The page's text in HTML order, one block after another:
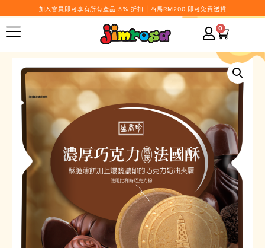
加入會員即可享有所有產品 5% 折扣 | 西馬RM200 即可免費送貨
0